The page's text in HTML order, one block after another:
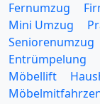
Fernumzug
Mini Umzug
Seniorenumzug
Entrümpelung
Möbellift